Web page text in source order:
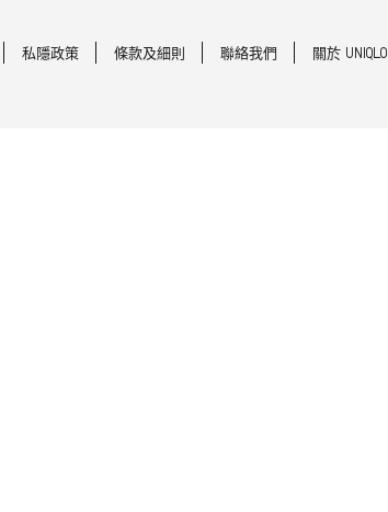
私隱政策 條款及細則 聯絡我們 關於 UNIQLO